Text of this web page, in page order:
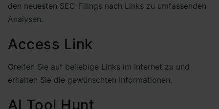
den neuesten SEC-Filings nach Links zu umfassenden
Analysen.
Access Link
Greifen Sie auf beliebige Links im Internet zu und
erhalten Sie die gewünschten Informationen.
AI Tool Hunt